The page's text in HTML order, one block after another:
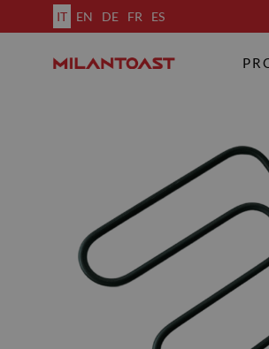
IT EN DE FR ES